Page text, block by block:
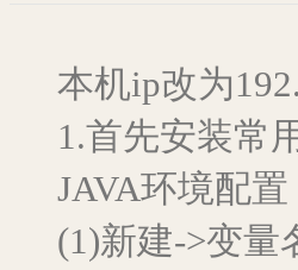
本机ip改为
1.首先安装常
JAVA环境配置
(1)新建->变量